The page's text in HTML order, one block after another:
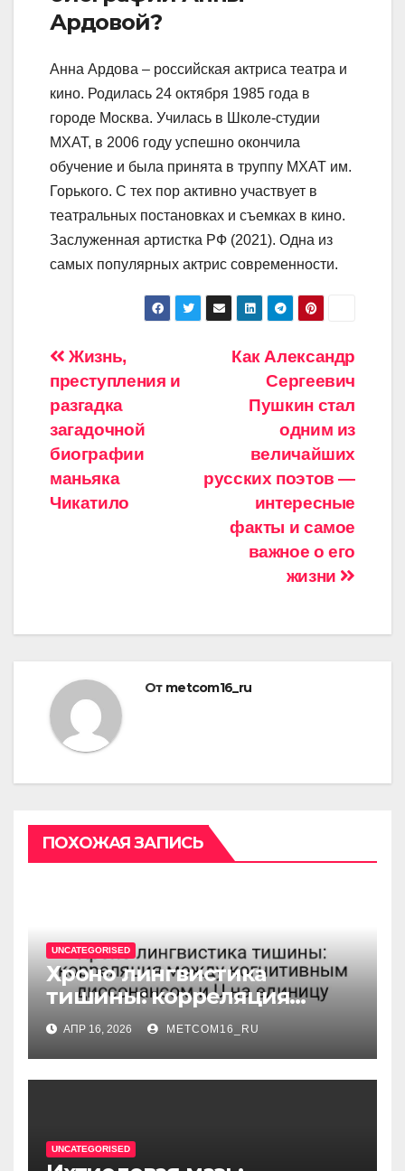
Ардовой?
Анна Ардова – российская актриса театра и
кино. Родилась 24 октября 1985 года в
городе Москва. Училась в Школе-студии
МХАТ, в 2006 году успешно окончила
обучение и была принята в труппу МХАТ им.
Горького. С тех пор активно участвует в
театральных постановках и съемках в кино.
Заслуженная артистка РФ (2021). Одна из
самых популярных актрис современности.
Навигация
по
записям
Как Александр
Сергеевич
Пушкин стал
одним из
величайших
русских поэтов —
интересные
факты и самое
важное о его
жизни
Жизнь,
преступления и
разгадка
загадочной
биографии
маньяка
Чикатило
От metcom16_ru
ПОХОЖАЯ ЗАПИСЬ
UNCATEGORISED
Хроно лингвистика
тишины: корреляция
между когнитивным
диссонансом и U на
единицу
АПР 16, 2026 METCOM16_RU
UNCATEGORISED